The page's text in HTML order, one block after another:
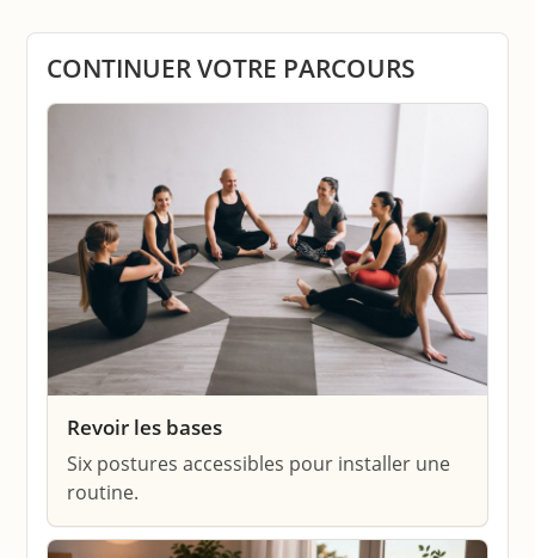
CONTINUER VOTRE PARCOURS
Revoir les bases
Six postures accessibles pour installer une
routine.